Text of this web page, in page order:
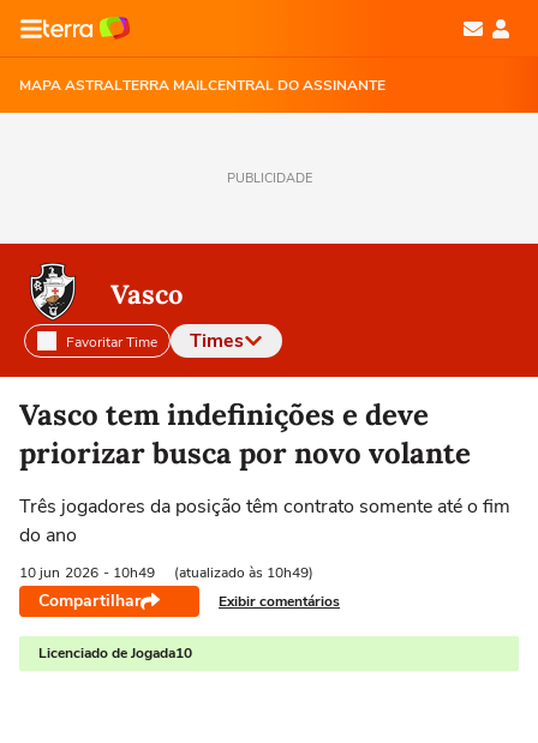
MAPA ASTRALTERRA MAILCENTRAL DO ASSINANTE
PUBLICIDADE
Vasco
Favoritar Time Times
Selecione o time para ver as notícias
Vasco tem indefinições e deve
priorizar busca por novo volante
Três jogadores da posição têm contrato somente até o fim
do ano
10 jun 2026 - 10h49 (atualizado às 10h49)
Compartilhar Exibir comentários
Licenciado de Jogada10